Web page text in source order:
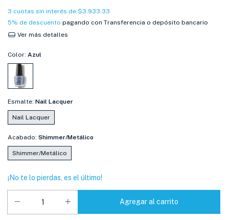
3 cuotas sin interés de $3.933,33
5% de descuento pagando con Transferencia o depósito bancario
Ver más detalles
Color: Azul
Esmalte: Nail Lacquer
Nail Lacquer
Acabado: Shimmer/Metálico
Shimmer/Metálico
¡No te lo pierdas, es el último!